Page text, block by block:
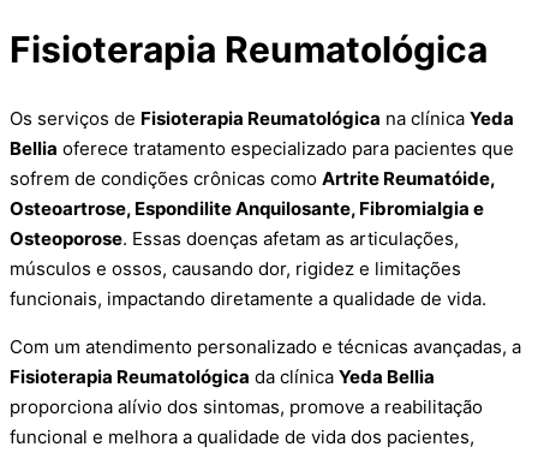
Fisioterapia Reumatológica
Os serviços de Fisioterapia Reumatológica na clínica Yeda
Bellia oferece tratamento especializado para pacientes que
sofrem de condições crônicas como Artrite Reumatóide,
Osteoartrose, Espondilite Anquilosante, Fibromialgia e
Osteoporose. Essas doenças afetam as articulações,
músculos e ossos, causando dor, rigidez e limitações
funcionais, impactando diretamente a qualidade de vida.
Com um atendimento personalizado e técnicas avançadas, a
Fisioterapia Reumatológica da clínica Yeda Bellia
proporciona alívio dos sintomas, promove a reabilitação
funcional e melhora a qualidade de vida dos pacientes,